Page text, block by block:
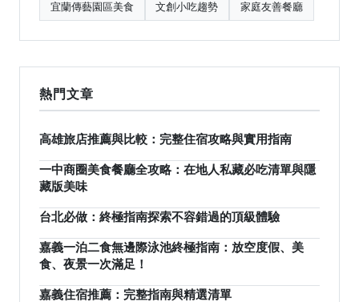
宜蘭傳藝園區美食 文創小吃趨勢 家庭友善餐廳
熱門文章
高雄旅店推薦與比較：完整住宿攻略與實用指南
一中商圈美食餐廳全攻略：在地人私藏必吃清單與隱
藏版美味
台北必做：終極指南探索不容錯過的頂級體驗
嘉義一泊二食無邊際泳池終極指南：放空度假、美
食、夜景一次滿足！
嘉義住宿推薦：完整指南與精選清單